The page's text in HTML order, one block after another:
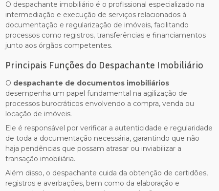
O despachante imobiliário é o profissional especializado na
intermediação e execução de serviços relacionados à
documentação e regularização de imóveis, facilitando
processos como registros, transferências e financiamentos
junto aos órgãos competentes.
Principais Funções do Despachante Imobiliário
O despachante de documentos imobiliários
desempenha um papel fundamental na agilização de
processos burocráticos envolvendo a compra, venda ou
locação de imóveis.
Ele é responsável por verificar a autenticidade e regularidade
de toda a documentação necessária, garantindo que não
haja pendências que possam atrasar ou inviabilizar a
transação imobiliária.
Além disso, o despachante cuida da obtenção de certidões,
registros e averbações, bem como da elaboração e